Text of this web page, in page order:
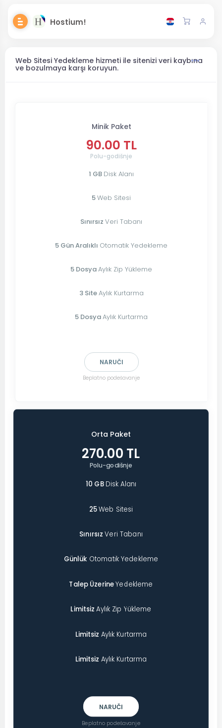
Hostium!
Web Sitesi Yedekleme hizmeti ile sitenizi veri kaybına
ve bozulmaya karşı koruyun.
Minik Paket
90.00 TL
Polu-godišnje
1 GB Disk Alanı
5Web Sitesi
Sınırsız Veri Tabanı
5 Gün Aralıklı Otomatik Yedekleme
5 DosyaAylık Zip Yükleme
3 SiteAylık Kurtarma
5 DosyaAylık Kurtarma
NARUČI
Beplatno podešavanje
Orta Paket
270.00 TL
Polu-godišnje
10 GB Disk Alanı
25Web Sitesi
SınırsızVeri Tabanı
Günlük Otomatik Yedekleme
Talep ÜzerineYedekleme
LimitsizAylık Zip Yükleme
Limitsiz Aylık Kurtarma
Limitsiz Aylık Kurtarma
NARUČI
Beplatno podešavanje